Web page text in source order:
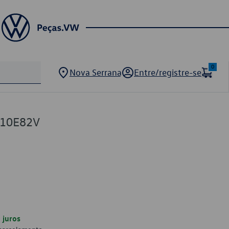
Nova Serrana Entre/registre-se
0
juros